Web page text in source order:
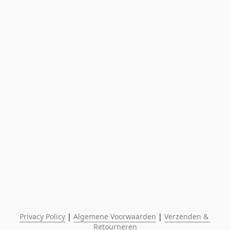
Privacy Policy | Algemene Voorwaarden | Verzenden &
Retourneren